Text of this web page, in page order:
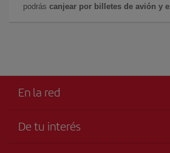
podrás canjear por billetes de avión y
En la red
De tu interés